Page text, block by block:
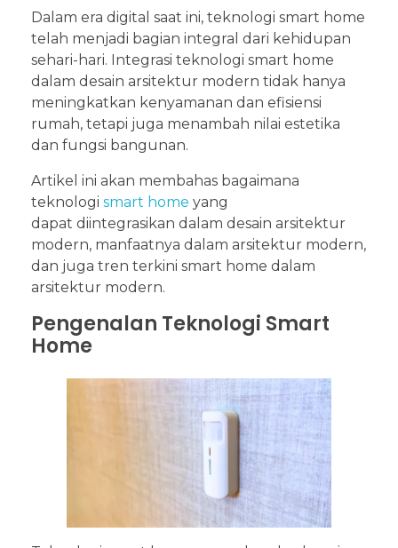
Dalam era digital saat ini, teknologi smart home
telah menjadi bagian integral dari kehidupan
sehari-hari. Integrasi teknologi smart home
dalam desain arsitektur modern tidak hanya
meningkatkan kenyamanan dan efisiensi
rumah, tetapi juga menambah nilai estetika
dan fungsi bangunan.
Artikel ini akan membahas bagaimana
teknologi smart home yang
dapat diintegrasikan dalam desain arsitektur
modern, manfaatnya dalam arsitektur modern,
dan juga tren terkini smart home dalam
arsitektur modern.
Pengenalan Teknologi Smart
Home